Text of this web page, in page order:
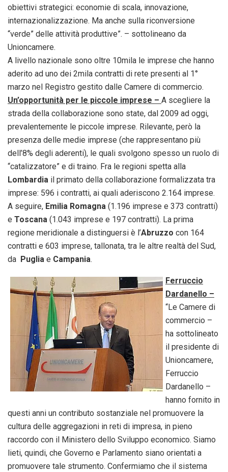
obiettivi strategici: economie di scala, innovazione,
internazionalizzazione. Ma anche sulla riconversione
“verde” delle attività produttive”. – sottolineano da
Unioncamere.
A livello nazionale sono oltre 10mila le imprese che hanno
aderito ad uno dei 2mila contratti di rete presenti al 1°
marzo nel Registro gestito dalle Camere di commercio.
Un’opportunità per le piccole imprese – A scegliere la
strada della collaborazione sono state, dal 2009 ad oggi,
prevalentemente le piccole imprese. Rilevante, però la
presenza delle medie imprese (che rappresentano più
dell’8% degli aderenti), le quali svolgono spesso un ruolo di
“catalizzatore” e di traino. Fra le regioni spetta alla
Lombardia il primato della collaborazione formalizzata tra
imprese: 596 i contratti, ai quali aderiscono 2.164 imprese.
A seguire, Emilia Romagna (1.196 imprese e 373 contratti)
e Toscana (1.043 imprese e 197 contratti). La prima
regione meridionale a distinguersi è l’Abruzzo con 164
contratti e 603 imprese, tallonata, tra le altre realtà del Sud,
da Puglia e Campania.
Ferruccio
Dardanello –
“Le Camere di
commercio –
ha sottolineato
il presidente di
Unioncamere,
Ferruccio
Dardanello –
hanno fornito in
questi anni un contributo sostanziale nel promuovere la
cultura delle aggregazioni in reti di impresa, in pieno
raccordo con il Ministero dello Sviluppo economico. Siamo
lieti, quindi, che Governo e Parlamento siano orientati a
promuovere tale strumento. Confermiamo che il sistema